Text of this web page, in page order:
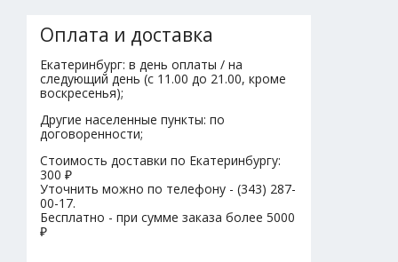
Оплата и доставка
Екатеринбург: в день оплаты / на
следующий день (с 11.00 до 21.00, кроме
воскресенья);
Другие населенные пункты: по
договоренности;
Стоимость доставки по Екатеринбургу:
300 ₽
Уточнить можно по телефону - (343) 287-
00-17.
Бесплатно - при сумме заказа более 5000
₽